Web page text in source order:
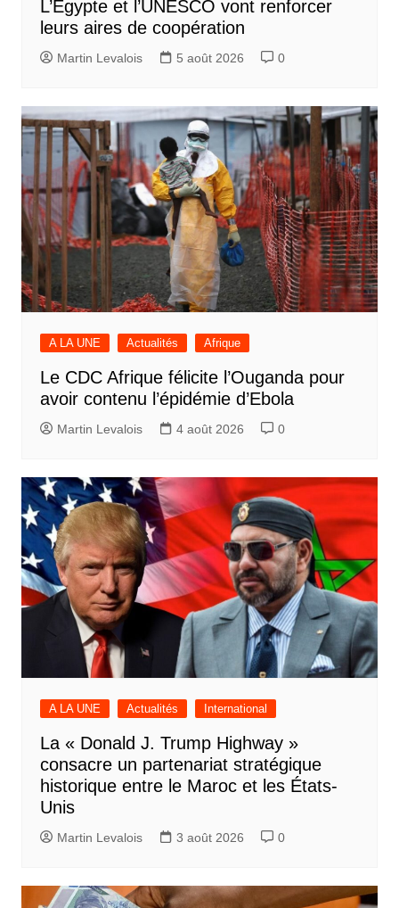
L’Egypte et l’UNESCO vont renforcer
leurs aires de coopération
Martin Levalois 5 août 2026 0
A LA UNE Actualités Afrique
Le CDC Afrique félicite l’Ouganda pour
avoir contenu l’épidémie d’Ebola
Martin Levalois 4 août 2026 0
A LA UNE Actualités International
La « Donald J. Trump Highway »
consacre un partenariat stratégique
historique entre le Maroc et les États-
Unis
Martin Levalois 3 août 2026 0